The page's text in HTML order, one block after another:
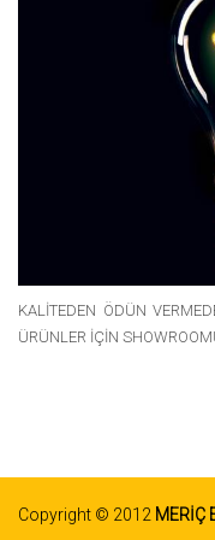
KALİTEDEN ÖDÜN
ÜRÜNLER İÇİN
WhatsApp
Copyright © 2012 MERİÇ